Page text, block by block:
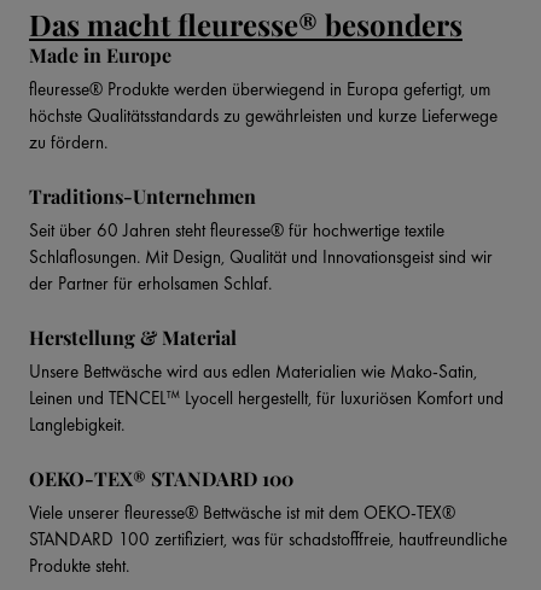
Das macht fleuresse® besonders
Made in Europe
fleuresse® Produkte werden überwiegend in Europa gefertigt, um
höchste Qualitätsstandards zu gewährleisten und kurze Lieferwege
zu fördern.
Traditions-Unternehmen
Seit über 60 Jahren steht fleuresse® für hochwertige textile
Schlaflosungen. Mit Design, Qualität und Innovationsgeist sind wir
der Partner für erholsamen Schlaf.
Herstellung & Material
Unsere Bettwäsche wird aus edlen Materialien wie Mako-Satin,
Leinen und TENCEL™ Lyocell hergestellt, für luxuriösen Komfort und
Langlebigkeit.
OEKO-TEX® STANDARD 100
Viele unserer fleuresse® Bettwäsche ist mit dem OEKO-TEX®
STANDARD 100 zertifiziert, was für schadstofffreie, hautfreundliche
Produkte steht.